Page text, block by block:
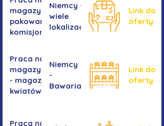
magazynie /
pakowanie /
komisjonowanie
Niemcy -
wiele
lokalizacji
Link do
oferty
Praca na
magazynie
- magazyn
kwiatów
Niemcy
-
Bawaria
Link do
oferty
Praca na